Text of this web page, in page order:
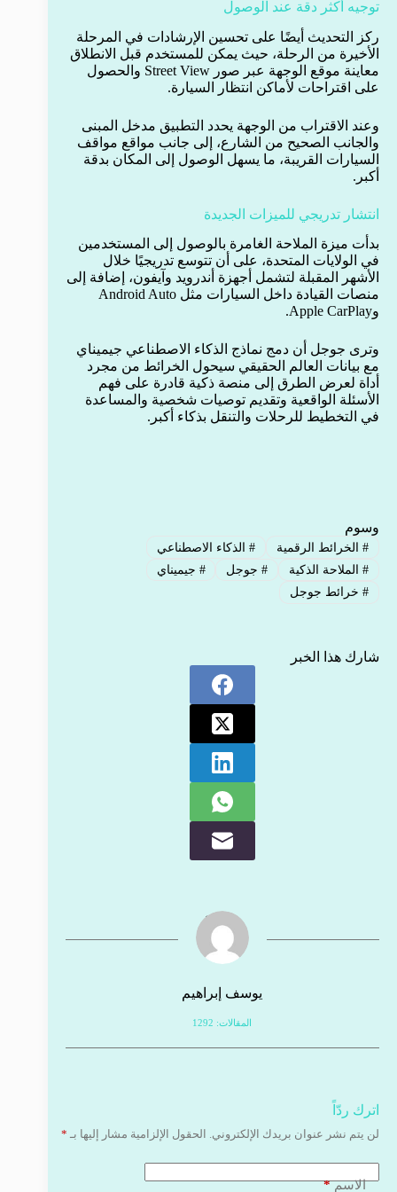
توجيه أكثر دقة عند الوصول
ركز التحديث أيضًا على تحسين الإرشادات في المرحلة
الأخيرة من الرحلة، حيث يمكن للمستخدم قبل الانطلاق
معاينة موقع الوجهة عبر صور Street View والحصول
على اقتراحات لأماكن انتظار السيارة.
وعند الاقتراب من الوجهة يحدد التطبيق مدخل المبنى
والجانب الصحيح من الشارع، إلى جانب مواقع مواقف
السيارات القريبة، ما يسهل الوصول إلى المكان بدقة
أكبر.
انتشار تدريجي للميزات الجديدة
بدأت ميزة الملاحة الغامرة بالوصول إلى المستخدمين
في الولايات المتحدة، على أن تتوسع تدريجيًا خلال
الأشهر المقبلة لتشمل أجهزة أندرويد وآيفون، إضافة إلى
منصات القيادة داخل السيارات مثل Android Auto
وApple CarPlay.
وترى جوجل أن دمج نماذج الذكاء الاصطناعي جيميناي
مع بيانات العالم الحقيقي سيحول الخرائط من مجرد
أداة لعرض الطرق إلى منصة ذكية قادرة على فهم
الأسئلة الواقعية وتقديم توصيات شخصية والمساعدة
في التخطيط للرحلات والتنقل بذكاء أكبر.
وسوم
#الخرائط الرقمية #الذكاء الاصطناعي
#الملاحة الذكية #جوجل # جيميناي
#خرائط جوجل
شارك هذا الخبر
يوسف إبراهيم
المقالات: 1292
اترك ردّاً
لن يتم نشر عنوان بريدك الإلكتروني. الحقول الإلزامية مشار إليها بـ *
الاسم*